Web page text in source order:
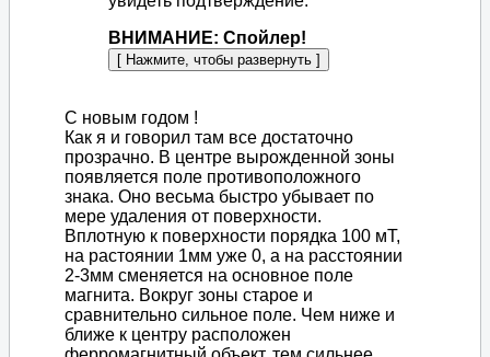
ВНИМАНИЕ: Спойлер!
С новым годом !
Как я и говорил там все достаточно
прозрачно. В центре вырожденной зоны
появляется поле противоположного
знака. Оно весьма быстро убывает по
мере удаления от поверхности.
Вплотную к поверхности порядка 100 мТ,
на растоянии 1мм уже 0, а на расстоянии
2-3мм сменяется на основное поле
магнита. Вокруг зоны старое и
сравнительно сильное поле. Чем ниже и
ближе к центру расположен